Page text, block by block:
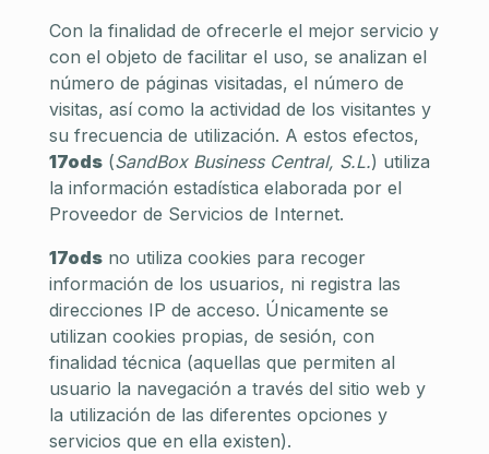
Con la finalidad de ofrecerle el mejor servicio y
con el objeto de facilitar el uso, se analizan el
número de páginas visitadas, el número de
visitas, así como la actividad de los visitantes y
su frecuencia de utilización. A estos efectos,
17ods(SandBox Business Central, S.L.) utiliza
la información estadística elaborada por el
Proveedor de Servicios de Internet.
17odsno utiliza cookies para recoger
información de los usuarios, ni registra las
direcciones IP de acceso. Únicamente se
utilizan cookies propias, de sesión, con
finalidad técnica (aquellas que permiten al
usuario la navegación a través del sitio web y
la utilización de las diferentes opciones y
servicios que en ella existen).